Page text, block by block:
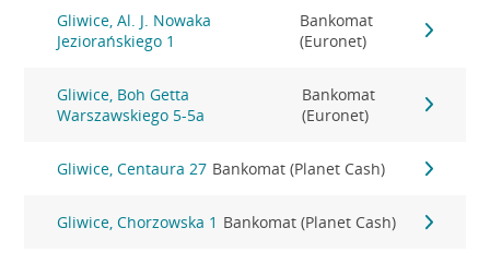
Gliwice, Al. J. Nowaka
Jeziorańskiego 1
Bankomat
(Euronet)
Gliwice, Boh Getta
Warszawskiego 5-5a
Bankomat
(Euronet)
Gliwice, Centaura 27 Bankomat (Planet Cash)
Gliwice, Chorzowska 1 Bankomat (Planet Cash)